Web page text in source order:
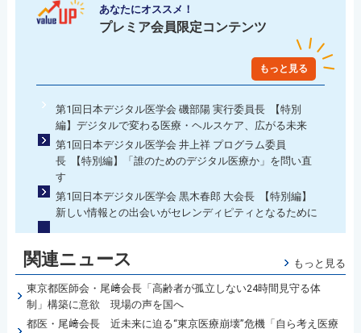
あなたにオススメ！
プレミア会員限定コンテンツ
もっと見る
第1回日本デジタル医学会 磯部陽 実行委員長 【特別
編】デジタルで変わる医療・ヘルスケア、広がる未来
第1回日本デジタル医学会 井上祥 プログラム委員
長 【特別編】「誰のためのデジタル医療か」を問い直
す
第1回日本デジタル医学会 黒木春郎 大会長 【特別編】
新しい情報との出会いがセレンディピティとなるために
関連ニュース もっと見る
東京都医師会・尾﨑会長「高齢者が孤立しない24時間見守る体
制」構築に意欲 現場の声を国へ
都医・尾﨑会長 近未来に迫る“東京医療崩壊”危機「自ら考え医療